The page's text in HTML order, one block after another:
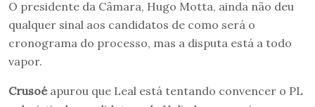
O presidente da Câmara, Hugo Motta, ainda não deu
qualquer sinal aos candidatos de como será o
cronograma do processo, mas a disputa está a todo
vapor.
Crusoé apurou que Leal está tentando convencer o PL